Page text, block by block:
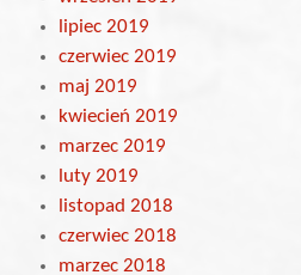
lipiec 2019
czerwiec 2019
maj 2019
kwiecień 2019
marzec 2019
luty 2019
listopad 2018
czerwiec 2018
marzec 2018